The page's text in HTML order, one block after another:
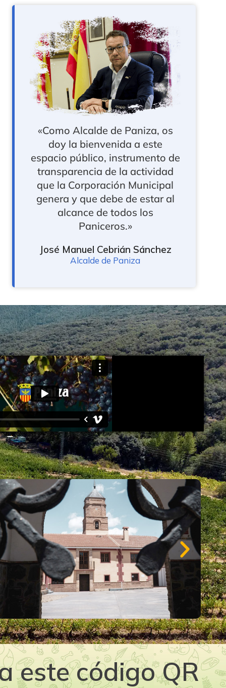
«Como Alcalde de Paniza, os
doy la bienvenida a este
espacio público, instrumento de
transparencia de la actividad
que la Corporación Municipal
genera y que debe de estar al
alcance de todos los
Paniceros.»
José Manuel Cebrián Sánchez
Alcalde de Paniza
este código QR